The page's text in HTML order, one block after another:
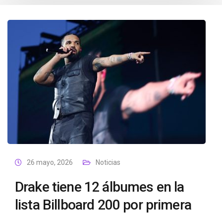
26 mayo, 2026 Noticias
Drake tiene 12 álbumes en la
lista Billboard 200 por primera